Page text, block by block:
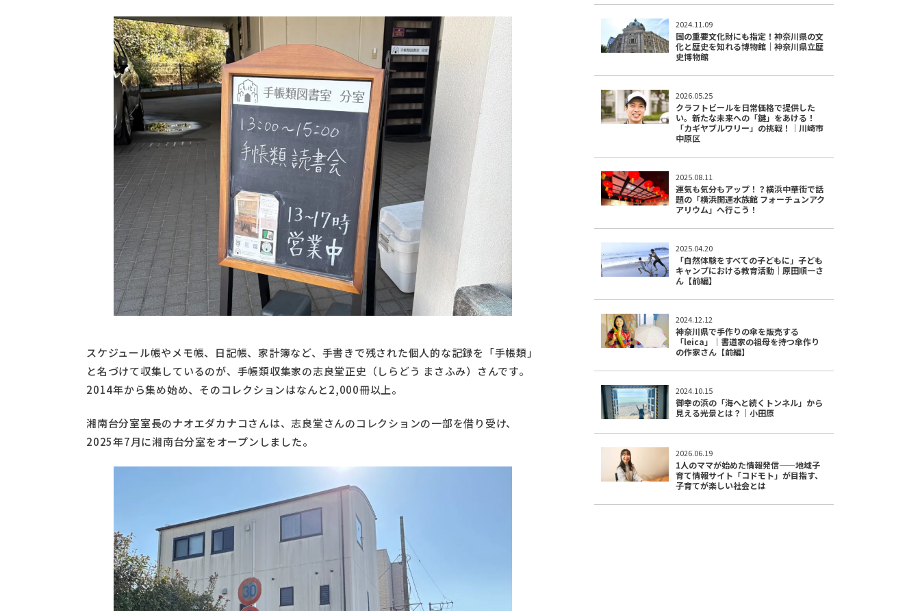
スケジュール帳やメモ帳、日記帳、家計簿など、手書きで残された個人的な記録を「手帳類」
と名づけて収集しているのが、手帳類収集家の志良堂正史（しらどう まさふみ）さんです。
2014年から集め始め、そのコレクションはなんと2,000冊以上。
湘南台分室室長のナオエダカナコさんは、志良堂さんのコレクションの一部を借り受け、
2025年7月に湘南台分室をオープンしました。
2024.11.09
国の重要文化財にも指定！神奈川県の文
化と歴史を知れる博物館｜神奈川県立歴
史博物館
2026.05.25
クラフトビールを日常価格で提供した
い。新たな未来への「鍵」をあける！
「カギヤブルワリー」の挑戦！｜川崎市
中原区
2025.08.11
運気も気分もアップ！？横浜中華街で話
題の「横浜開運水族館 フォーチュンアク
アリウム」へ行こう！
2025.04.20
「自然体験をすべての子どもに」子ども
キャンプにおける教育活動｜原田順一さ
ん【前編】
2024.12.12
神奈川県で手作りの傘を販売する
「leica」｜書道家の祖母を持つ傘作り
の作家さん【前編】
2024.10.15
御幸の浜の「海へと続くトンネル」から
見える光景とは？｜小田原
2026.06.19
1人のママが始めた情報発信——地域子
育て情報サイト「コドモト」が目指す、
子育てが楽しい社会とは